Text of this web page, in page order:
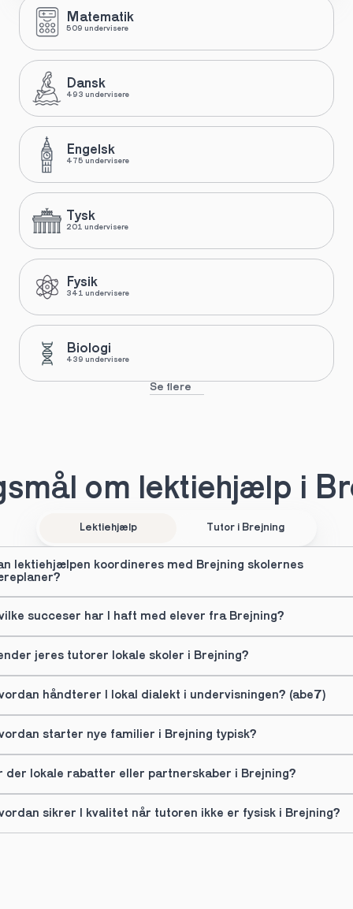
Matematik
509 undervisere
Dansk
493 undervisere
Engelsk
475 undervisere
Tysk
201 undervisere
Fysik
341 undervisere
Biologi
439 undervisere
Se flere
om lektiehjælp i
Lektiehjælp Tutor i Brejning
lektiehjælpen koordineres med Brejning skolernes
succeser har I haft med elever fra Brejning?
jeres tutorer lokale skoler i Brejning?
håndterer I lokal dialekt i undervisningen? (abe7)
starter nye familier i Brejning typisk?
der lokale rabatter eller partnerskaber i Brejning?
sikrer I kvalitet når tutoren ikke er fysisk i Brejning?